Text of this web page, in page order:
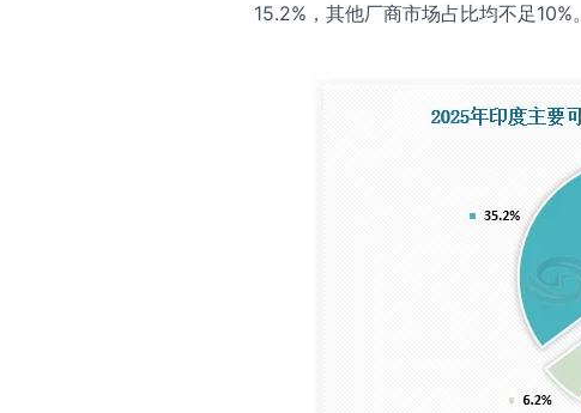
15.2%，其他厂商市场占比均不足10%。